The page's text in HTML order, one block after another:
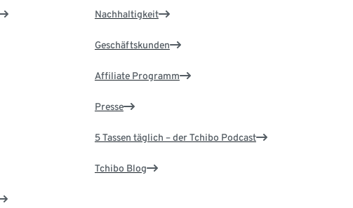
Nachhaltigkeit
Geschäftskunden
Affiliate Programm
Presse
5 Tassen täglich – der Tchibo Podcast
Tchibo Blog